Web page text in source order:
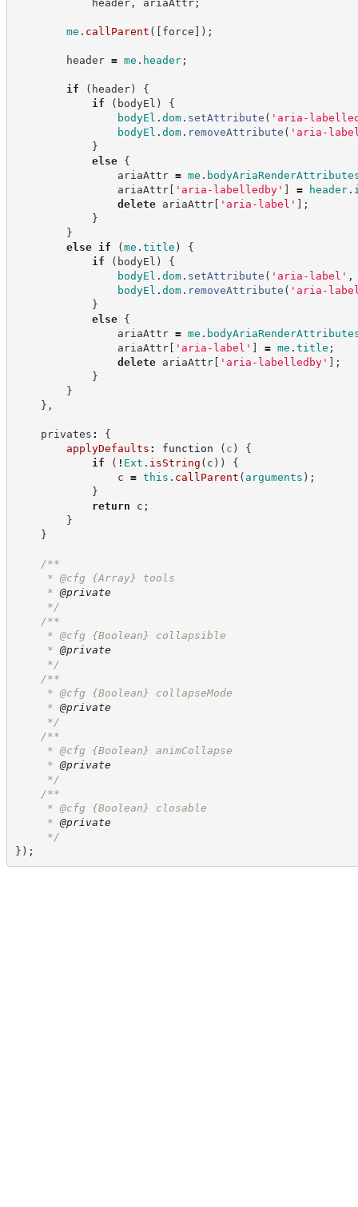
header, ariaAttr;
me . callParent ( [ force ] ) ;
header = me . header;
if ( header)
{
if
( bodyEl )
{
bodyEl . dom. setAttribute ( ' aria-
bodyEl . dom. removeAttribute ( ' aria-
}
else
{
ariaAttr = me .
ariaAttr[ ' aria-labelledby' ] = header.
delete ariaAttr[ ' aria-label ' ] ;
}
}
else
if (me . title )
{
if
( bodyEl )
{
bodyEl . dom. setAttribute ( ' aria-label ' ,
bodyEl . dom. removeAttribute ( ' aria-
}
else
{
ariaAttr = me .
ariaAttr[ ' aria-label ' ] = me . title ;
delete ariaAttr[ ' aria-labelledby' ] ;
}
}
} ,
privates :
{
applyDefaults : function ( c )
{
if
( ! Ext . isString ( c ) )
{
c = this . callParent ( arguments ) ;
}
return c ;
}
}
/**
* @cfg {Array}
tools
* @private
*/
/**
* @cfg {Boolean}
collapsible
* @private
*/
/**
* @cfg {Boolean}
collapseMode
* @private
*/
/**
* @cfg {Boolean}
animCollapse
* @private
*/
/**
* @cfg {Boolean}
closable
* @private
*/
} ) ;